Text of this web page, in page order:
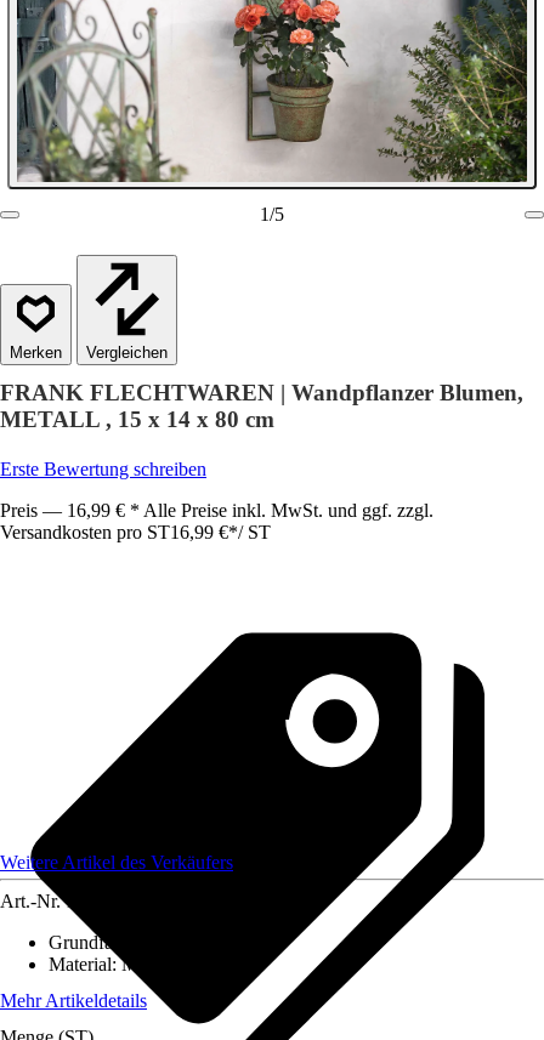
1/5
Vergleichen
FRANK FLECHTWAREN | Wandpflanzer Blumen,
METALL , 15 x 14 x 80 cm
Erste Bewertung schreiben
Preis — 16,99 € * Alle Preise inkl. MwSt. und ggf. zzgl.
Versandkosten pro ST16,99 €*/ ST
Weitere Artikel des Verkäufers
Art.-Nr. 12584143
Grundfarbe
Material:Metall
Mehr Artikeldetails